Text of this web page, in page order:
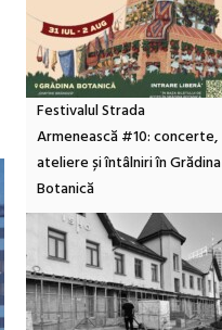
Festivalul Strada
Armenească #10: concerte,
ateliere și întâlniri în Grădina
Botanică